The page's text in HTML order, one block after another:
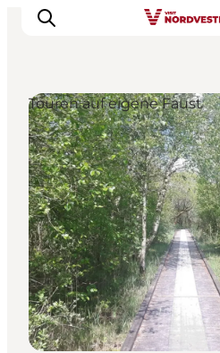
Urlaubsorte
Inspiration
Events
Unterkunft
Mach deine
Touren auf eigene Faust